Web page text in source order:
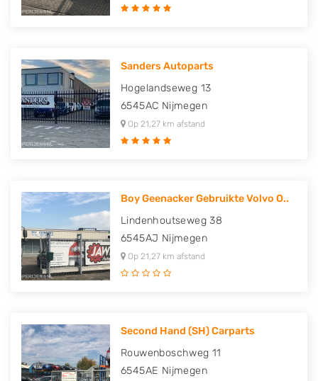
Sanders Autoparts
Hogelandseweg 13
6545AC Nijmegen
Op 21,27 km afstand
Boy Geenacker Gebruikte Volvo O..
Lindenhoutseweg 38
6545AJ Nijmegen
Op 21,27 km afstand
Second Hand (SH) Carparts
Rouwenboschweg 11
6545AE Nijmegen